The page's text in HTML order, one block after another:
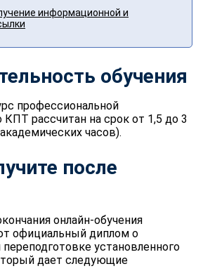
информационной и
обучения
профессиональной
КПТ рассчитан на срок от 1,5 до 3
часов).
после
онлайн-обучения
официальный диплом о
установленного
дает следующие